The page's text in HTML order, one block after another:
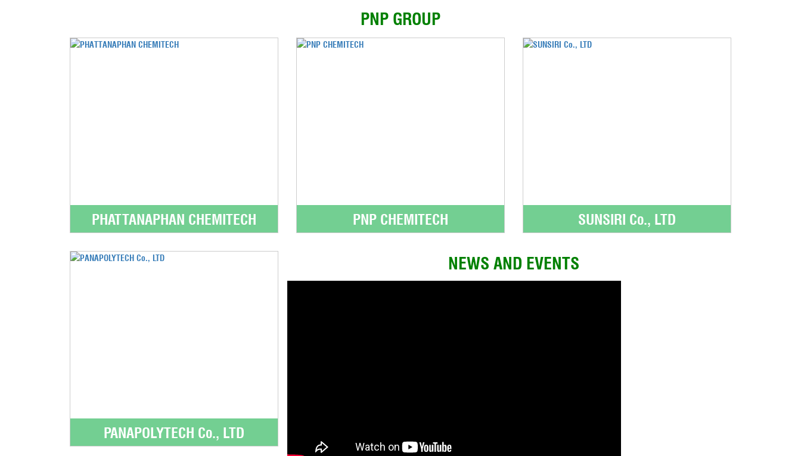
PNP GROUP
PHATTANAPHAN CHEMITECH PNP CHEMITECH SUNSIRI Co., LTD
PANAPOLYTECH Co., LTD
NEWS AND EVENTS